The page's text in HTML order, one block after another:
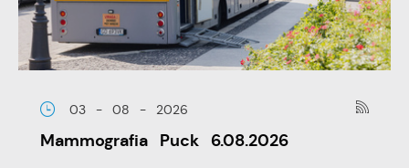
03 - 08 - 2026
Mammografia Puck 6.08.2026